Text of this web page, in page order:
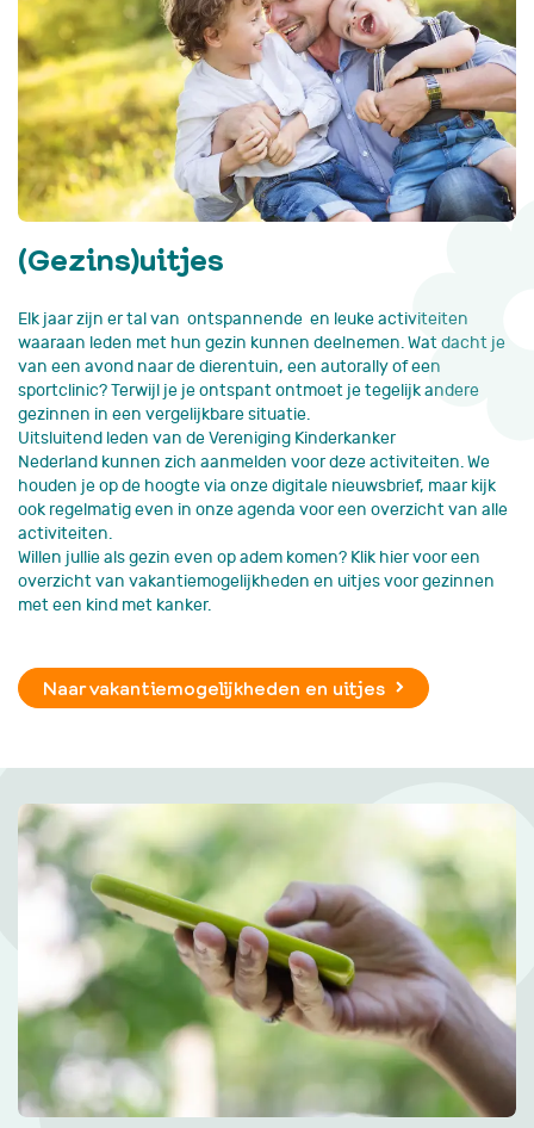
(Gezins)uitjes
Elk jaar zijn er tal van ontspannende en leuke activiteiten
waaraan leden met hun gezin kunnen deelnemen. Wat dacht je
van een avond naar de dierentuin, een autorally of een
sportclinic? Terwijl je je ontspant ontmoet je tegelijk andere
gezinnen in een vergelijkbare situatie.
Uitsluitend leden van de Vereniging Kinderkanker
Nederland kunnen zich aanmelden voor deze activiteiten. We
houden je op de hoogte via onze digitale nieuwsbrief, maar kijk
ook regelmatig even in onze agenda voor een overzicht van alle
activiteiten.
Willen jullie als gezin even op adem komen? Klik hier voor een
overzicht van vakantiemogelijkheden en uitjes voor gezinnen
met een kind met kanker.
Naar vakantiemogelijkheden en uitjes